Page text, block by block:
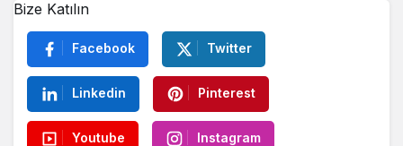
Bize Katılın
Facebook Twitter
Linkedin Pinterest
Youtube Instagram